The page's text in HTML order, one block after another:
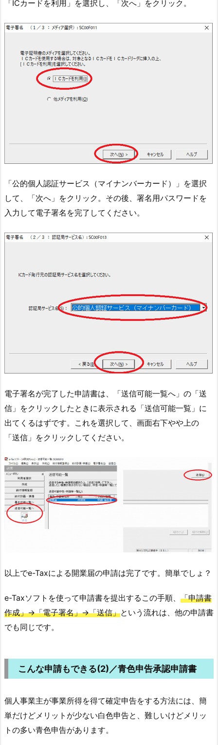
「ICカードを利用」を選択し、「次へ」をクリック。
「公的個人認証サービス（マイナンバーカード）」を選択
して、「次へ」をクリック。その後、署名用パスワードを
入力して電子署名を完了してください。
電子署名が完了した申請書は、「送信可能一覧へ」の「送
信」をクリックしたときに表示される「送信可能一覧」に
出てくるはずです。これを選択して、画面右下やや上の
「送信」をクリックしてください。
以上でe-Taxによる開業届の申請は完了です。簡単でしょ？
e-Taxソフトを使って申請書を提出するこの手順、 「申請書
作成」→「電子署名」→「送信」という流れは、他の申請書
でも同じです。
こんな申請もできる(2)／青色申告承認申請書
個人事業主が事業所得を得て確定申告をする方法には、簡
単だけどメリットが少ない白色申告と、難しいけどメリッ
トの多い青色申告があります。